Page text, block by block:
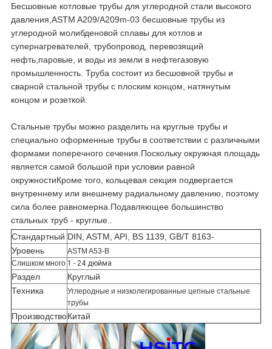
Бесшовные котловые трубы для углеродной стали высокого
давления,ASTM A209/A209m-03 бесшовные трубы из
углеродной молибденовой сплавы для котлов и
супернагревателей, трубопровод, перевозящий
нефть,паровые, и воды из земли в нефтегазовую
промышленность. Труба состоит из бесшовной трубы и
сварной стальной трубы с плоским концом, натянутым
концом и розеткой.
Стальные трубы можно разделить на круглые трубы и
специально оформенные трубы в соответствии с различными
формами поперечного сечения.Поскольку окружная площадь
является самой большой при условии равной
окружностиКроме того, кольцевая секция подвергается
внутреннему или внешнему радиальному давлению, поэтому
сила более равномерна.Подавляющее большинство
стальных труб - круглые..
Стандартный DIN, ASTM, API, BS 1139, GB/T 8163-
Уровень
ASTM A53-B
Слишком много 1 - 24 дюйма
Раздел
Круглый
Техника
Углеродные и низколегированные цепные стальные
трубы
ПроизводствоКитай